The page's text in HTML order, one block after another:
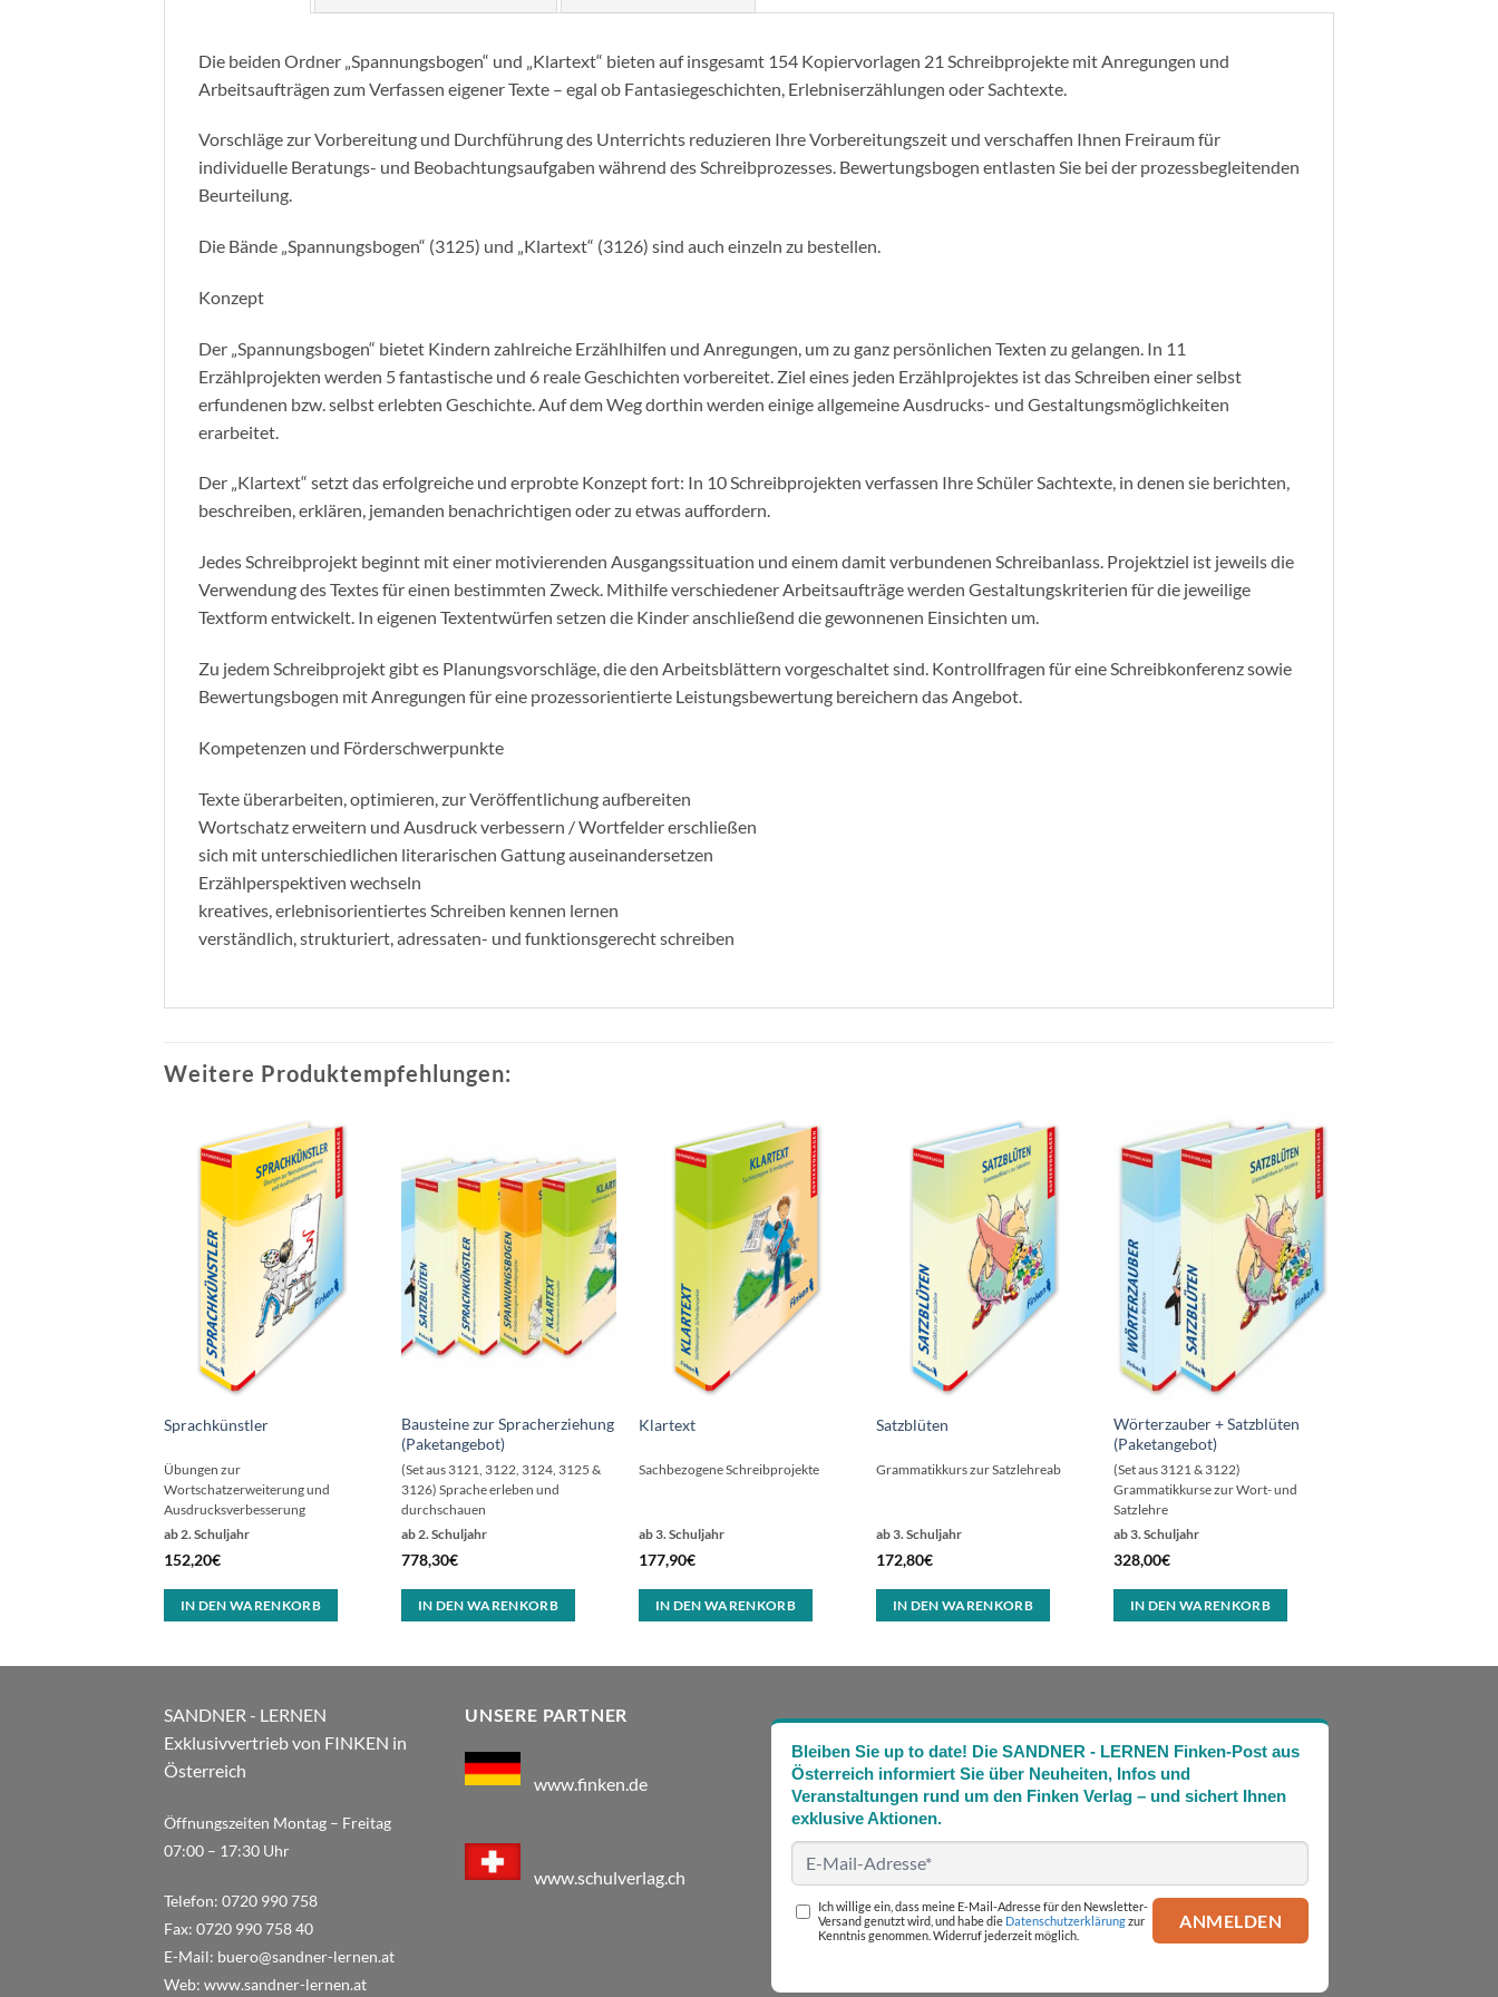
Die beiden Ordner „Spannungsbogen“ und „Klartext“ bieten auf insgesamt 154 Kopiervorlagen 21 Schreibprojekte mit Anregungen und
Arbeitsaufträgen zum Verfassen eigener Texte – egal ob Fantasiegeschichten, Erlebniserzählungen oder Sachtexte.
Vorschläge zur Vorbereitung und Durchführung des Unterrichts reduzieren Ihre Vorbereitungszeit und verschaffen Ihnen Freiraum für
individuelle Beratungs- und Beobachtungsaufgaben während des Schreibprozesses. Bewertungsbogen entlasten Sie bei der prozessbegleitenden
Beurteilung.
Die Bände „Spannungsbogen“ (3125) und „Klartext“ (3126) sind auch einzeln zu bestellen.
Konzept
Der „Spannungsbogen“ bietet Kindern zahlreiche Erzählhilfen und Anregungen, um zu ganz persönlichen Texten zu gelangen. In 11
Erzählprojekten werden 5 fantastische und 6 reale Geschichten vorbereitet. Ziel eines jeden Erzählprojektes ist das Schreiben einer selbst
erfundenen bzw. selbst erlebten Geschichte. Auf dem Weg dorthin werden einige allgemeine Ausdrucks- und Gestaltungsmöglichkeiten
erarbeitet.
Der „Klartext“ setzt das erfolgreiche und erprobte Konzept fort: In 10 Schreibprojekten verfassen Ihre Schüler Sachtexte, in denen sie berichten,
beschreiben, erklären, jemanden benachrichtigen oder zu etwas auffordern.
Jedes Schreibprojekt beginnt mit einer motivierenden Ausgangssituation und einem damit verbundenen Schreibanlass. Projektziel ist jeweils die
Verwendung des Textes für einen bestimmten Zweck. Mithilfe verschiedener Arbeitsaufträge werden Gestaltungskriterien für die jeweilige
Textform entwickelt. In eigenen Textentwürfen setzen die Kinder anschließend die gewonnenen Einsichten um.
Zu jedem Schreibprojekt gibt es Planungsvorschläge, die den Arbeitsblättern vorgeschaltet sind. Kontrollfragen für eine Schreibkonferenz sowie
Bewertungsbogen mit Anregungen für eine prozessorientierte Leistungsbewertung bereichern das Angebot.
Kompetenzen und Förderschwerpunkte
Texte überarbeiten, optimieren, zur Veröffentlichung aufbereiten
Wortschatz erweitern und Ausdruck verbessern / Wortfelder erschließen
sich mit unterschiedlichen literarischen Gattung auseinandersetzen
Erzählperspektiven wechseln
kreatives, erlebnisorientiertes Schreiben kennen lernen
verständlich, strukturiert, adressaten- und funktionsgerecht schreiben
Weitere Produktempfehlungen:
Sprachkünstler
ab 2. Schuljahr
152,20€
Übungen zur
Wortschatzerweiterung und
Ausdrucksverbesserung
IN DEN WARENKORB
Bausteine zur Spracherziehung
(Paketangebot)
ab 2. Schuljahr
778,30€
(Set aus 3121, 3122, 3124, 3125 &
3126) Sprache erleben und
durchschauen
IN DEN WARENKORB
Klartext
ab 3. Schuljahr
177,90€
Sachbezogene Schreibprojekte
IN DEN WARENKORB
Satzblüten
ab 3. Schuljahr
172,80€
Grammatikkurs zur Satzlehreab
IN DEN WARENKORB
Wörterzauber + Satzblüten
(Paketangebot)
ab 3. Schuljahr
328,00€
(Set aus 3121 & 3122)
Grammatikkurse zur Wort- und
Satzlehre
IN DEN WARENKORB
SANDNER - LERNEN
Exklusivvertrieb von FINKEN in
Österreich
Öffnungszeiten Montag – Freitag
07:00 – 17:30 Uhr
Telefon: 0720 990 758
Fax: 0720 990 758 40
E-Mail: buero@sandner-lernen.at
Web: www.sandner-lernen.at
UNSERE PARTNER
www.finken.de
www.schulverlag.ch
Bleiben Sie up to date! Die SANDNER - LERNEN Finken-Post aus
Österreich informiert Sie über Neuheiten, Infos und
Veranstaltungen rund um den Finken Verlag – und sichert Ihnen
exklusive Aktionen.
Ich willige ein, dass meine E-Mail-Adresse für den Newsletter-
Versand genutzt wird, und habe die Datenschutzerklärungzur
Kenntnis genommen. Widerruf jederzeit möglich.